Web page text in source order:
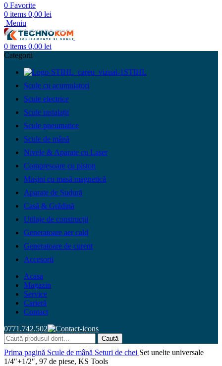
0 Favorite
0 items 0,00 lei
Meniu
0 items 0,00 lei
Categorii
STIHL
Scule cu acumulatori
Scule electrice
Scule instalații
Scule pneumatice
Scule de mână
Nivele & Aparate cu Laser
Compresoare cu piston
Mașini cu masă magnetică
Aparate de Sudură
Casă & Grădină
Utilaje de construcții
Generatoare aer cald
Generatoare de curent
Accesorii
Acasa
Magazin
Service
Carieră
Contact
0771.742.502
Caută
Prima pagină Scule de mână Seturi de chei Set unelte universale
1/4″+1/2″, 97 de piese, KS Tools